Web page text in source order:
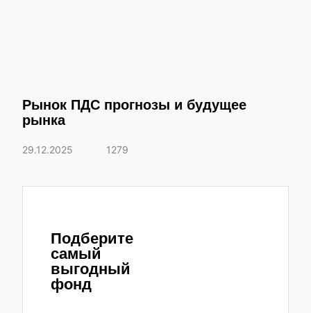
Рынок ПДС прогнозы и будущее
рынка
29.12.2025 1279
Подберите
самый
выгодный
фонд